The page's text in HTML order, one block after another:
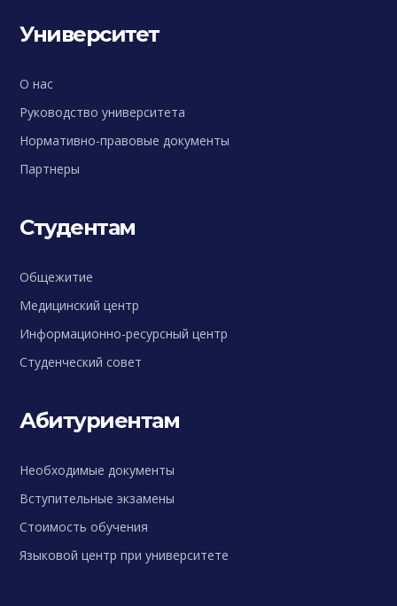
Университет
О нас
Руководство университета
Нормативно-правовые документы
Партнеры
Студентам
Общежитие
Медицинский центр
Информационно-ресурсный центр
Студенческий совет
Абитуриентам
Необходимые документы
Вступительные экзамены
Стоимость обучения
Языковой центр при университете